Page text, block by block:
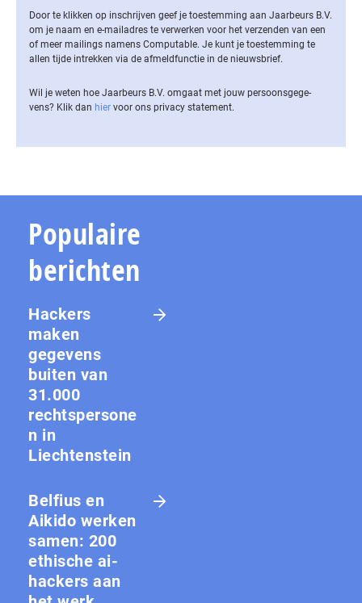
Door te klikken op inschrijven geef je toestemming aan Jaarbeurs B.V.
om je naam en e-mailadres te verwerken voor het verzenden van een
of meer mailings namens Computable. Je kunt je toestemming te
allen tijde intrekken via de af­meld­func­tie in de nieuwsbrief.
Wil je weten hoe Jaarbeurs B.V. omgaat met jouw per­soons­ge­ge­
vens? Klik dan hier voor ons privacy statement.
Populaire
berichten
Hackers
maken
gegevens
buiten van
31.000
rechtspersone
n in
Liechtenstein
Belfius en
Aikido werken
samen: 200
ethische ai-
hackers aan